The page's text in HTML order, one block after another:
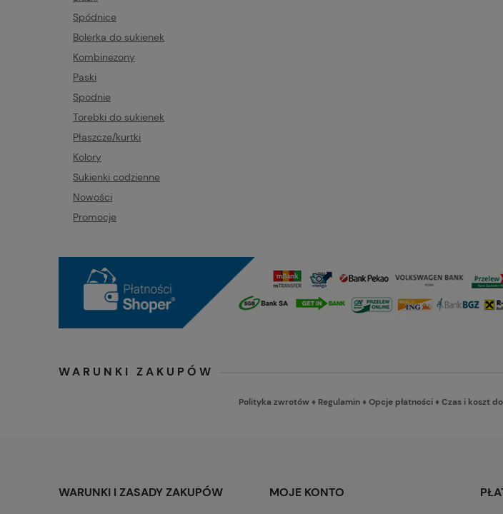
Spódnice
Bolerka do sukienek
Kombinezony
Paski
Spodnie
Torebki do sukienek
Płaszcze/kurtki
Kolory
Sukienki codzienne
Nowości
Promocje
WARUNKI ZAKUPÓW
Polityka zwrotów ♦ Regulamin♦Opcje płatności♦Czas i koszt
WARUNKI I ZASADY ZAKUPÓW MOJE KONTO